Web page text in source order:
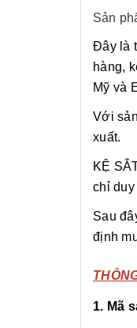
Sản
Đây là
hàng,
Mỹ và
Với
xuất.
KỆ
chỉ
Sau
định
1. Mã